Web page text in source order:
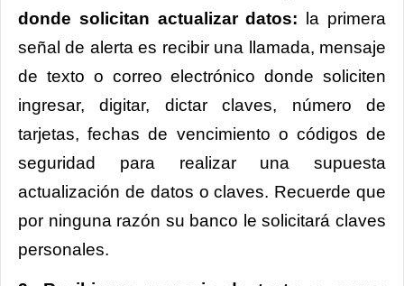
donde solicitan actualizar datos: la primera
señal de alerta es recibir una llamada, mensaje
de texto o correo electrónico donde soliciten
ingresar, digitar, dictar claves, número de
tarjetas, fechas de vencimiento o códigos de
seguridad para realizar una supuesta
actualización de datos o claves. Recuerde que
por ninguna razón su banco le solicitará claves
personales.